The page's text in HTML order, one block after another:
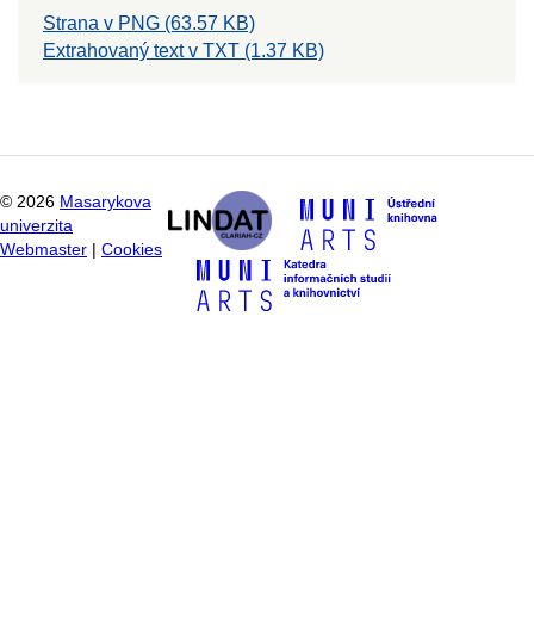
Strana v PNG (63.57 KB)
Extrahovaný text v TXT (1.37 KB)
© 2026 Masarykova
univerzita
Webmaster
Cookies